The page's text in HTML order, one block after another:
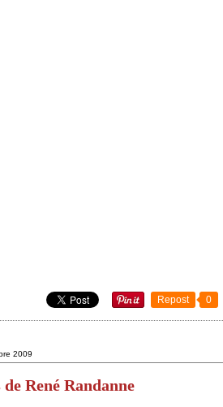
Repost 0
2009
de René Randanne